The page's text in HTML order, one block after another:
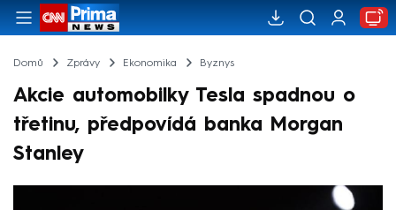
Domů Zprávy Ekonomika Byznys
Akcie automobilky Tesla spadnou o
třetinu, předpovídá banka Morgan
Stanley